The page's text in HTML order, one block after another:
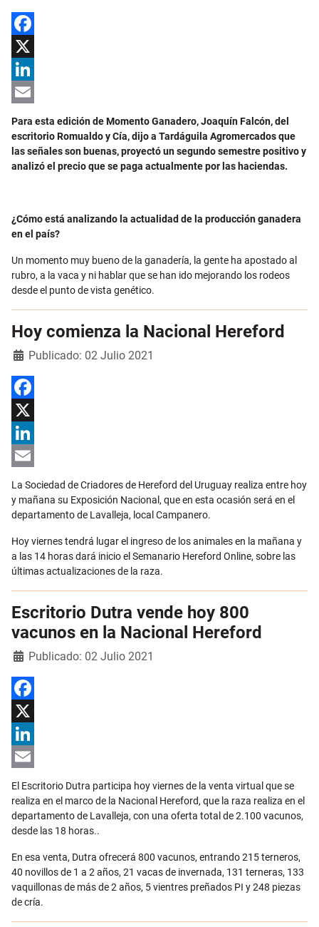
Facebook
X
LinkedIn
Para esta edición de Momento Ganadero, Joaquín Falcón, del
escritorio Romualdo y Cía, dijo a Tardáguila Agromercados que
las señales son buenas, proyectó un segundo semestre positivo y
analizó el precio que se paga actualmente por las haciendas.
¿Cómo está analizando la actualidad de la producción ganadera
en el país?
Un momento muy bueno de la ganadería, la gente ha apostado al
rubro, a la vaca y ni hablar que se han ido mejorando los rodeos
desde el punto de vista genético.
Hoy comienza la Nacional Hereford
DetallesPublicado: 02 Julio 2021
Facebook
X
LinkedIn
La Sociedad de Criadores de Hereford del Uruguay realiza entre hoy
y mañana su Exposición Nacional, que en esta ocasión será en el
departamento de Lavalleja, local Campanero.
Hoy viernes tendrá lugar el ingreso de los animales en la mañana y
a las 14 horas dará inicio el Semanario Hereford Online, sobre las
últimas actualizaciones de la raza.
Escritorio Dutra vende hoy 800
vacunos en la Nacional Hereford
DetallesPublicado: 02 Julio 2021
Facebook
X
LinkedIn
Email
El Escritorio Dutra participa hoy viernes de la venta virtual que se
realiza en el marco de la Nacional Hereford, que la raza realiza en el
departamento de Lavalleja, con una oferta total de 2.100 vacunos,
desde las 18 horas..
En esa venta, Dutra ofrecerá 800 vacunos, entrando 215 terneros,
40 novillos de 1 a 2 años, 21 vacas de invernada, 131 terneras, 133
vaquillonas de más de 2 años, 5 vientres preñados PI y 248 piezas
de cría.